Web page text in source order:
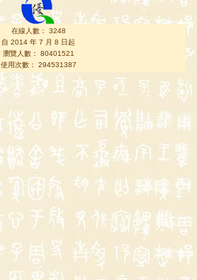
在線人數： 3248
自 2014 年 7 月 8 日起
瀏覽人數： 80401521
使用次數： 294531387